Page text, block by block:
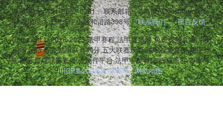
联系电话：131-3567-0381
联系邮箱：7JnTzAQ@sohu.com
联系地址：上海市平山区和谐路398号
联系我们
留言反馈
Copyright © 2016-2025 法甲赛程,法甲直播网,免费视频直播,法甲
现场,回放高清,法甲联赛积分,五大联赛观看,法甲视频直播,法甲球
队表现,足球联赛直播,无插件平台,法甲手机看球 版权所有 备案号:
川ICP备2023051998号 网站地图